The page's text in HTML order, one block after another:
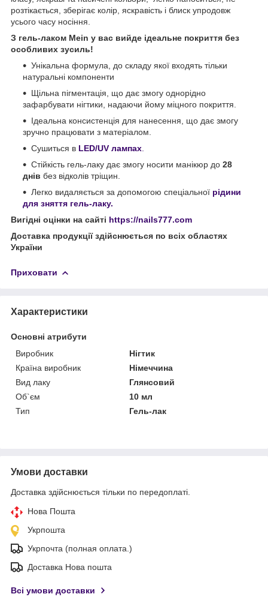
розтікається, зберігає колір, яскравість і блиск упродовж
усього часу носіння.
З гель-лаком Mein у вас вийде ідеальне покриття без
особливих зусиль!
Унікальна формула, до складу якої входять тільки
натуральні компоненти
Щільна пігментація, що дає змогу однорідно
зафарбувати нігтики, надаючи йому міцного покриття.
Ідеальна консистенція для нанесення, що дає змогу
зручно працювати з матеріалом.
Сушиться в LED/UV лампах
Стійкість гель-лаку дає змогу носити манікюр до 28
днів без відколів тріщин.
Легко видаляється за допомогою спеціальної рідини
для зняття гель-лаку.
Вигідні оцінки на сайті https://nails777.com
Доставка продукції здійснюється по всіх областях
України
Приховати
Характеристики
Основні атрибути
Виробник
Нігтик
Країна виробник
Німеччина
Вид лаку
Глянсовий
Об`єм
10 мл
Тип
Гель-лак
Умови доставки
Доставка здійснюється тільки по передоплаті.
Нова Пошта
Укрпошта
Укрпочта (полная оплата.)
Доставка Нова пошта
Всі умови доставки